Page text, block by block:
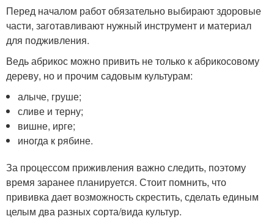
Перед началом работ обязательно выбирают здоровые
части, заготавливают нужный инструмент и материал
для подживления.
Ведь абрикос можно привить не только к абрикосовому
дереву, но и прочим садовым культурам:
алыче, груше;
сливе и терну;
вишне, ирге;
иногда к рябине.
За процессом приживления важно следить, поэтому
время заранее планируется. Стоит помнить, что
прививка дает возможность скрестить, сделать единым
целым два разных сорта/вида культур.